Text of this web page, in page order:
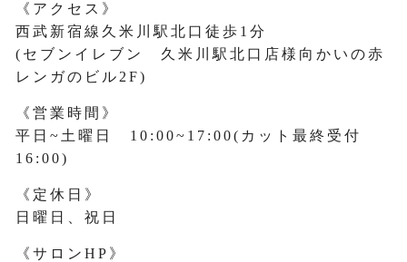
《アクセス》
西武新宿線久米川駅北口徒歩1分
(セブンイレブン 久米川駅北口店様向かいの赤
レンガのビル2F)
《営業時間》
平日~土曜日 10:00~17:00(カット最終受付
16:00)
《定休日》
日曜日、祝日
《サロンHP》